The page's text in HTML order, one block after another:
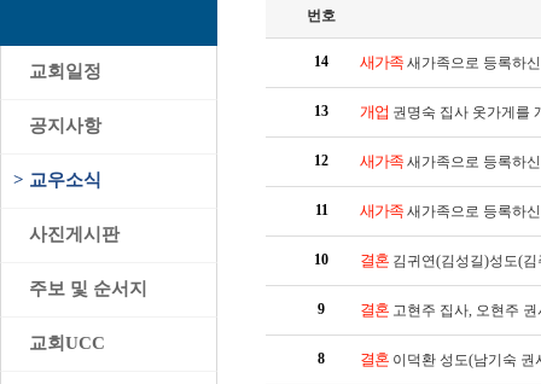
교회일정
공지사항
> 교우소식
사진게시판
주보 및 순서지
교회UCC
번호
14 새가족 새가족으로 등록하
13 개업 권명숙 집사 옷가게를
12 새가족 새가족으로 등록하
11 새가족 새가족으로 등록하
10 결혼 김귀연(김성길)성도(
9 결혼 고현주 집사, 오현주
8 결혼 이덕환 성도(남기숙 권